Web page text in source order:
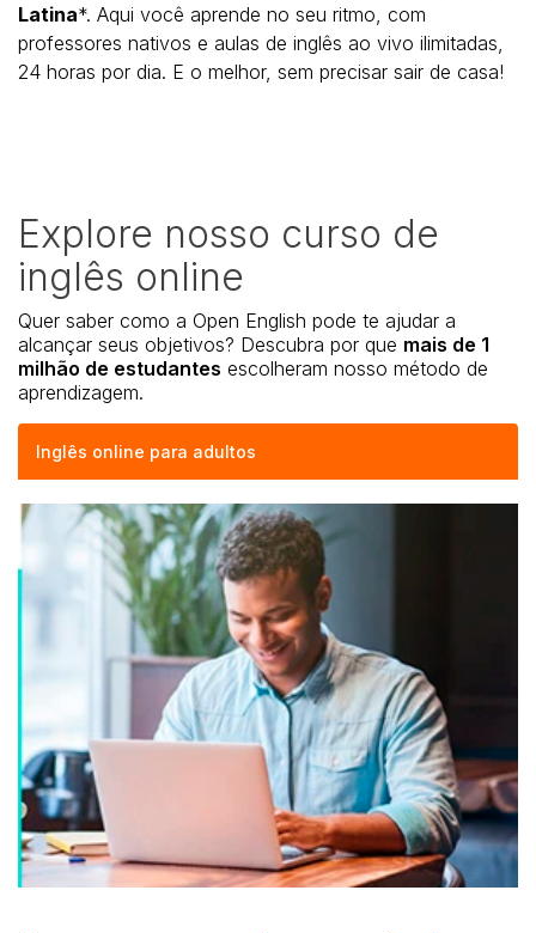
Latina*. Aqui você aprende no seu ritmo, com
professores nativos e aulas de inglês ao vivo ilimitadas,
24 horas por dia. E o melhor, sem precisar sair de casa!
Explore nosso curso de
inglês online
Quer saber como a Open English pode te ajudar a
alcançar seus objetivos? Descubra por que mais de 1
milhão de estudantes escolheram nosso método de
aprendizagem.
Inglês online para adultos